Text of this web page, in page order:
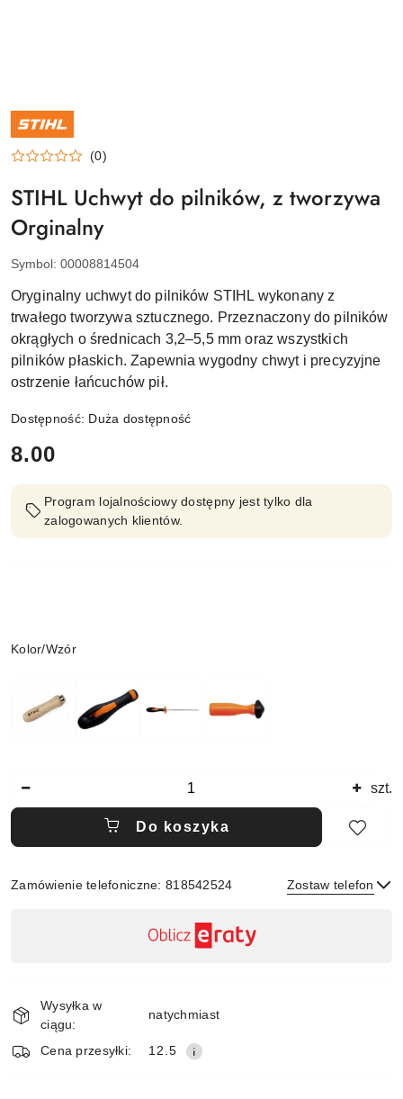
NAZWA
PRODUCENTA:
STIHL
(0)
STIHL Uchwyt do pilników, z tworzywa
Orginalny
Symbol: 00008814504
Oryginalny uchwyt do pilników STIHL wykonany z
trwałego tworzywa sztucznego. Przeznaczony do pilników
okrągłych o średnicach 3,2–5,5 mm oraz wszystkich
pilników płaskich. Zapewnia wygodny chwyt i precyzyjne
ostrzenie łańcuchów pił.
Dostępność: Duża dostępność
cena:
8.00
Program lojalnościowy dostępny jest tylko dla
zalogowanych klientów.
Wariant
Kolor/Wzór
szt.
Do koszyka
Zamówienie telefoniczne: 818542524 Zostaw telefon
dostawa
Wysyłka w
ciągu:
natychmiast
Cena przesyłki: 12.5